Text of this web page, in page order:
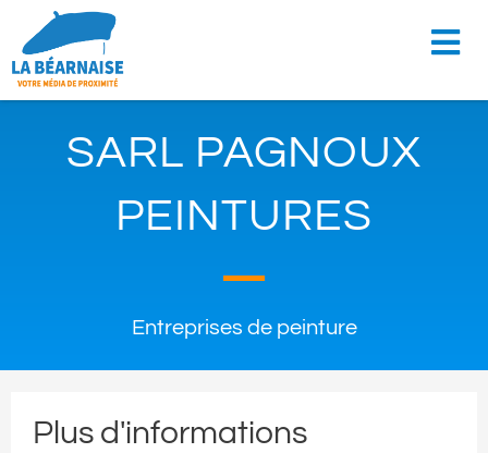
SARL PAGNOUX
PEINTURES
Entreprises de peinture
Plus d'informations